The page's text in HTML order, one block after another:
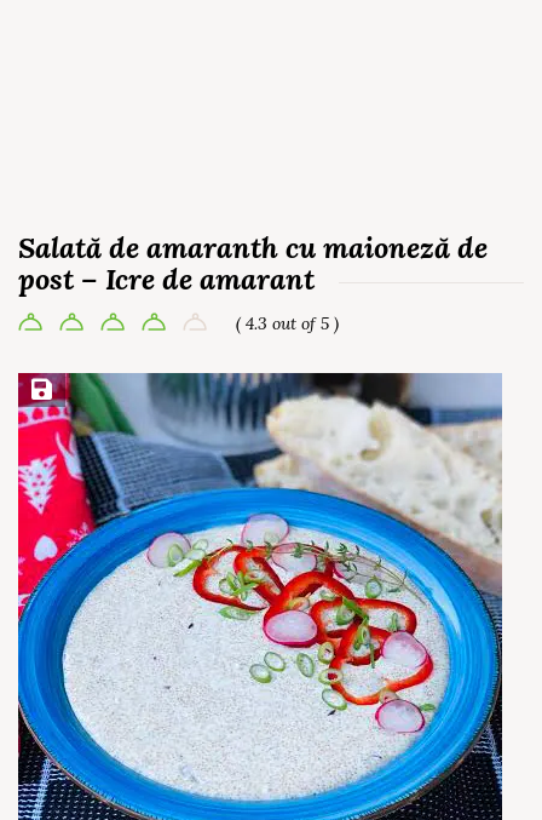
Salată de amaranth cu maioneză de
post – Icre de amarant
( 4.3 out of 5 )
Save Recipe